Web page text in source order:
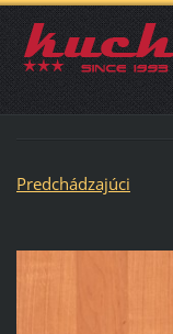
Predchádzajúci